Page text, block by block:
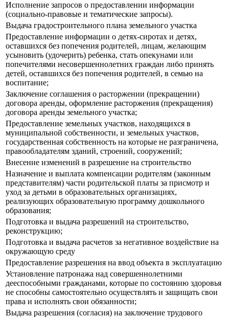
Исполнение запросов о предоставлении информации
(социально-правовые и тематические запросы).
Выдача градостроительного плана земельного участка
Предоставление информации о детях-сиротах и детях,
оставшихся без попечения родителей, лицам, желающим
усыновить (удочерить) ребенка, стать опекунами или
попечителями несовершеннолетних граждан либо принять
детей, оставшихся без попечения родителей, в семью на
воспитание;
Заключение соглашения о расторжении (прекращении)
договора аренды, оформление расторжения (прекращения)
договора аренды земельного участка;
Предоставление земельных участков, находящихся в
муниципальной собственности, и земельных участков,
государственная собственность на которые не разграничена,
правообладателям зданий, строений, сооружений;
Внесение изменений в разрешение на строительство
Назначение и выплата компенсации родителям (законным
представителям) части родительской платы за присмотр и
уход за детьми в образовательных организациях,
реализующих образовательную программу дошкольного
образования;
Подготовка и выдача разрешений на строительство,
реконструкцию;
Подготовка и выдача расчетов за негативное воздействие на
окружающую среду
Предоставление разрешения на ввод объекта в эксплуатацию
Установление патронажа над совершеннолетними
дееспособными гражданами, которые по состоянию здоровья
не способны самостоятельно осуществлять и защищать свои
права и исполнять свои обязанности;
Выдача разрешения (согласия) на заключение трудового